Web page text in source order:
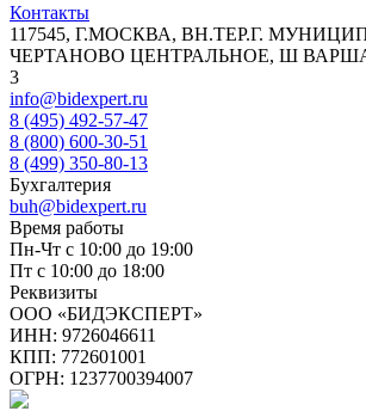
Контакты
117545, Г.МОСКВА, ВН.ТЕР.Г.
ЧЕРТАНОВО ЦЕНТРАЛЬНОЕ, Ш
3
info@bidexpert.ru
8 (495) 492-57-47
8 (800) 600-30-51
8 (499) 350-80-13
Бухгалтерия
buh@bidexpert.ru
Время работы
Пн-Чт с 10:00 до 19:00
Пт с 10:00 до 18:00
Реквизиты
ООО «БИДЭКСПЕРТ»
ИНН: 9726046611
КПП: 772601001
ОГРН: 1237700394007